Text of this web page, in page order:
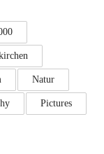
Natur
Pictures